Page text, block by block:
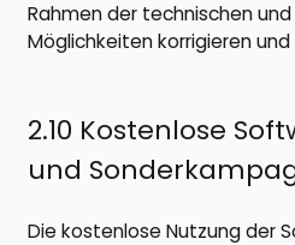
Rahmen der technischen
Möglichkeiten korrigieren
2.10 Kostenlose
und
Die kostenlose Nutzung der